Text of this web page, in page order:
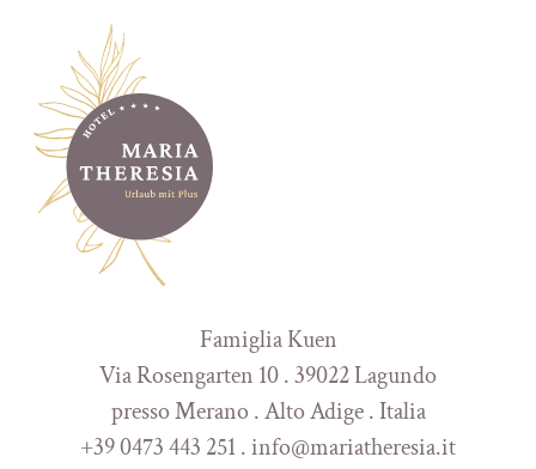
Famiglia Kuen
Via Rosengarten 10 . 39022 Lagundo
presso Merano . Alto Adige . Italia
+39 0473 443 251 . info@mariatheresia.it